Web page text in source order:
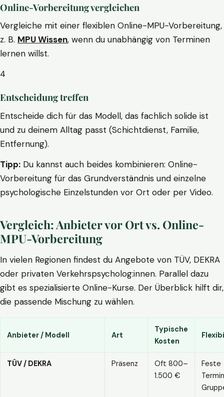
Online-Vorbereitung vergleichen
Vergleiche mit einer flexiblen Online-MPU-Vorbereitung,
z. B. MPU Wissen, wenn du unabhängig von Terminen
lernen willst.
4
Entscheidung treffen
Entscheide dich für das Modell, das fachlich solide ist
und zu deinem Alltag passt (Schichtdienst, Familie,
Entfernung).
Tipp: Du kannst auch beides kombinieren: Online-
Vorbereitung für das Grundverständnis und einzelne
psychologische Einzelstunden vor Ort oder per Video.
Vergleich: Anbieter vor Ort vs. Online-
MPU-Vorbereitung
In vielen Regionen findest du Angebote von TÜV, DEKRA
oder privaten Verkehrspsycholog:innen. Parallel dazu
gibt es spezialisierte Online-Kurse. Der Überblick hilft dir,
die passende Mischung zu wählen.
Anbieter / Modell Art
Typische
Kosten
TÜV / DEKRA Präsenz
Oft 800–
1.500 €
Feste